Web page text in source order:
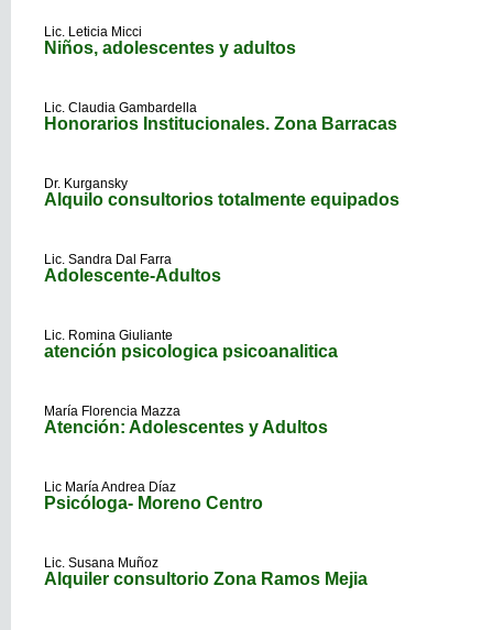
Lic. Leticia Micci
Niños, adolescentes y adultos
Lic. Claudia Gambardella
Honorarios Institucionales. Zona Barracas
Dr. Kurgansky
Alquilo consultorios totalmente equipados
Lic. Sandra Dal Farra
Adolescente-Adultos
Lic. Romina Giuliante
atención psicologica psicoanalitica
María Florencia Mazza
Atención: Adolescentes y Adultos
Lic María Andrea Díaz
Psicóloga- Moreno Centro
Lic. Susana Muñoz
Alquiler consultorio Zona Ramos Mejia